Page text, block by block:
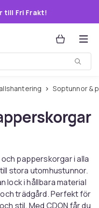
till Fri Frakt!
Soptunnor
papperskorgar i alla
stora utomhustunnor.
lock i hållbara material
trädgård. Perfekt för
stil. Med CDON får du